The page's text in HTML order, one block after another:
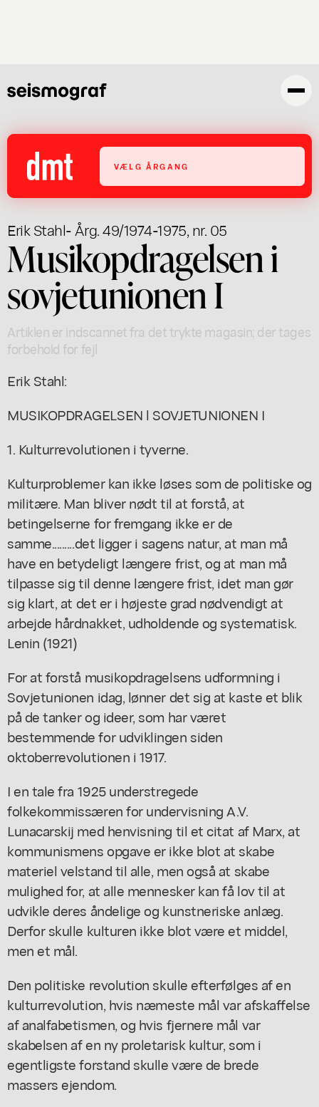
VÆLG ÅRGANG
Erik Stahl- Årg. 49/1974-1975, nr. 05
Musikopdragelsen i
sovjetunionen I
Artiklen er indscannet fra det trykte magasin; der tages
forbehold for fejl
Erik Stahl:
MUSIKOPDRAGELSEN l SOVJETUNIONEN I
1. Kulturrevolutionen i tyverne.
Kulturproblemer kan ikke løses som de politiske og
militære. Man bliver nødt til at forstå, at
betingelserne for fremgang ikke er de
samme.........det ligger i sagens natur, at man må
have en betydeligt længere frist, og at man må
tilpasse sig til denne længere frist, idet man gør
sig klart, at det er i højeste grad nødvendigt at
arbejde hårdnakket, udholdende og systematisk.
Lenin (1921)
For at forstå musikopdragelsens udformning i
Sovjetunionen idag, lønner det sig at kaste et blik
på de tanker og ideer, som har været
bestemmende for udviklingen siden
oktoberrevolutionen i 1917.
I en tale fra 1925 understregede
folkekommissæren for undervisning A.V.
Lunacarskij med henvisning til et citat af Marx, at
kommunismens opgave er ikke blot at skabe
materiel velstand til alle, men også at skabe
mulighed for, at alle mennesker kan få lov til at
udvikle deres åndelige og kunstneriske anlæg.
Derfor skulle kulturen ikke blot være et middel,
men et mål.
Den politiske revolution skulle efterfølges af en
kulturrevolution, hvis næmeste mål var afskaffelse
af analfabetismen, og hvis fjernere mål var
skabelsen af en ny proletarisk kultur, som i
egentligste forstand skulle være de brede
massers ejendom.